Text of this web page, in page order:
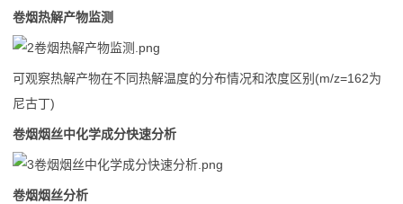
卷烟热解产物监测
可观察热解产物在不同热解温度的分布情况和浓度区别(m/z=162为
尼古丁)
卷烟烟丝中化学成分快速分析
卷烟烟丝分析